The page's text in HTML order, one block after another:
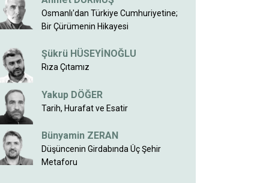
Osmanlı'dan Türkiye Cumhuriyetine;
Bir Çürümenin Hikayesi
Şükrü HÜSEYİNOĞLU
Rıza Çıtamız
Yakup DÖĞER
Tarih, Hurafat ve Esatir
Bünyamin ZERAN
Düşüncenin Girdabında Üç Şehir
Metaforu